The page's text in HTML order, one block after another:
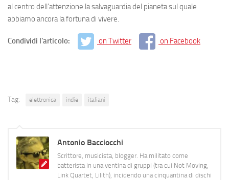
al centro dell’attenzione la salvaguardia del pianeta sul quale
abbiamo ancora la fortuna di vivere.
Condividi l'articolo: on Twitter on Facebook
Tag: elettronica indie italiani
Antonio Bacciocchi
Scrittore, musicista, blogger. Ha militato come
batterista in una ventina di gruppi (tra cui Not Moving,
Link Quartet, Lilith), incidendo una cinquantina di dischi